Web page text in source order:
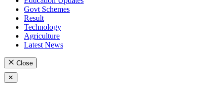
Govt Schemes
Result
Technology
Agriculture
Latest News
Close
✕